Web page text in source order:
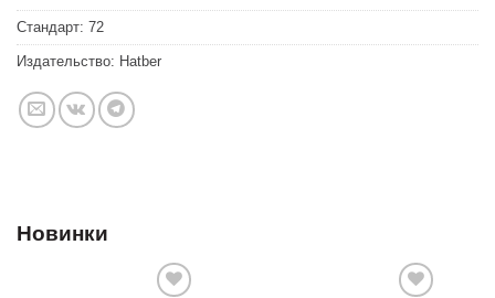
Стандарт: 72
Издательство: Hatber
Новинки